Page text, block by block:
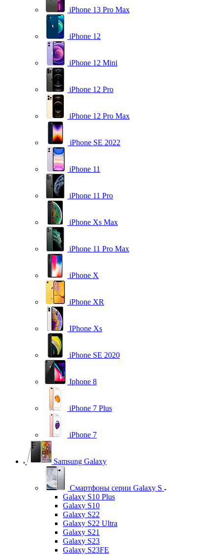
iPhone 13 Pro Max
iPhone 12
iPhone 12 Mini
iPhone 12 Pro
iPhone 12 Pro Max
iPhone SE 2022
iPhone 11
iPhone 11 Pro
iPhone Xs Max
iPhone 11 Pro Max
iPhone X
iPhone XR
IPhone Xs
iPhone SE 2020
Iphone 8
iPhone 7 Plus
iPhone 7
Samsung Galaxy
Смартфоны серии Galaxy S
Galaxy S10 Plus
Galaxy S10
Galaxy S22
Galaxy S22 Ultra
Galaxy S21
Galaxy S23
Galaxy S23FE